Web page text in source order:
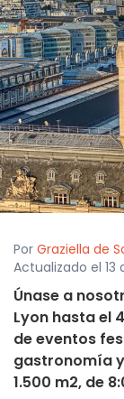
Por Graziella de
Actualizado el 13
Únase a
Lyon hasta el
de eventos
gastronomía
1.500 m2, de